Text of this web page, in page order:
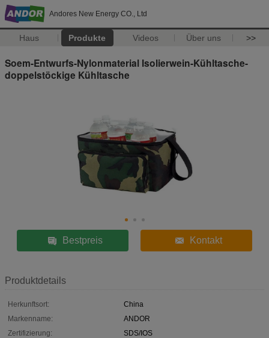
Andores New Energy CO., Ltd
Haus Produkte Videos Über uns >>
Soem-Entwurfs-Nylonmaterial Isolierwein-Kühltasche-
doppelstöckige Kühltasche
Bestpreis Kontakt
Produktdetails
Herkunftsort:
China
Markenname:
ANDOR
Zertifizierung:
SDS/IOS